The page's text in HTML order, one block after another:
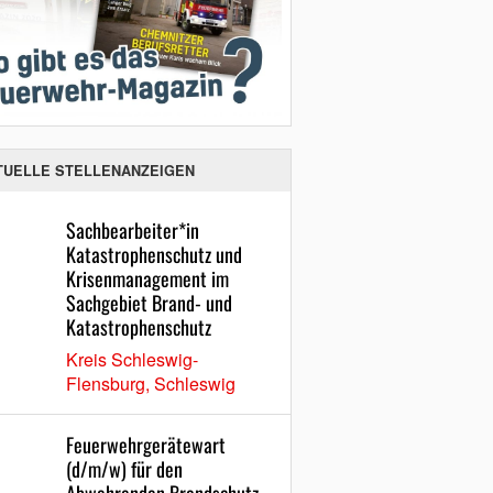
STELLENANZEIGEN
Sachbearbeiter*in
Katastrophenschutz und
Krisenmanagement im
Sachgebiet Brand- und
Katastrophenschutz
Kreis Schleswig-
Flensburg, Schleswig
Feuerwehrgerätewart
(d/m/w) für den